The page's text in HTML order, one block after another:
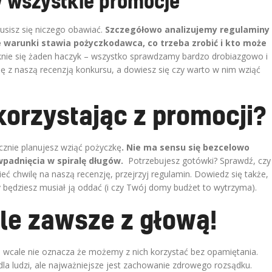
się niczego obawiać. Szczegółowo analizujemy regulaminy
stawia pożyczkodawca, co trzeba zrobić i kto może
się żaden haczyk – wszystko sprawdzamy bardzo drobiazgowo i
naszą recenzją konkursu, a dowiesz się czy warto w nim wziąć
z promocji?
planujesz wziąć pożyczkę. Nie ma sensu się bezcelowo
w spiralę długów. Potrzebujesz gotówki? Sprawdź, czy
chwilę na naszą recenzję, przejrzyj regulamin. Dowiedz się także,
musiał ją oddać (i czy Twój domy budżet to wytrzyma).
zawsze z głową!
nie oznacza że możemy z nich korzystać bez opamiętania.
ludzi, ale najważniejsze jest zachowanie zdrowego rozsądku.